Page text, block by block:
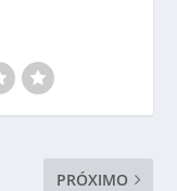
PRÓXIMO